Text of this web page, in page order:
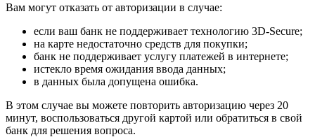
Вам могут отказать от авторизации в случае:
если ваш банк не поддерживает технологию 3D-Secure;
на карте недостаточно средств для покупки;
банк не поддерживает услугу платежей в интернете;
истекло время ожидания ввода данных;
в данных была допущена ошибка.
В этом случае вы можете повторить авторизацию через 20
минут, воспользоваться другой картой или обратиться в свой
банк для решения вопроса.